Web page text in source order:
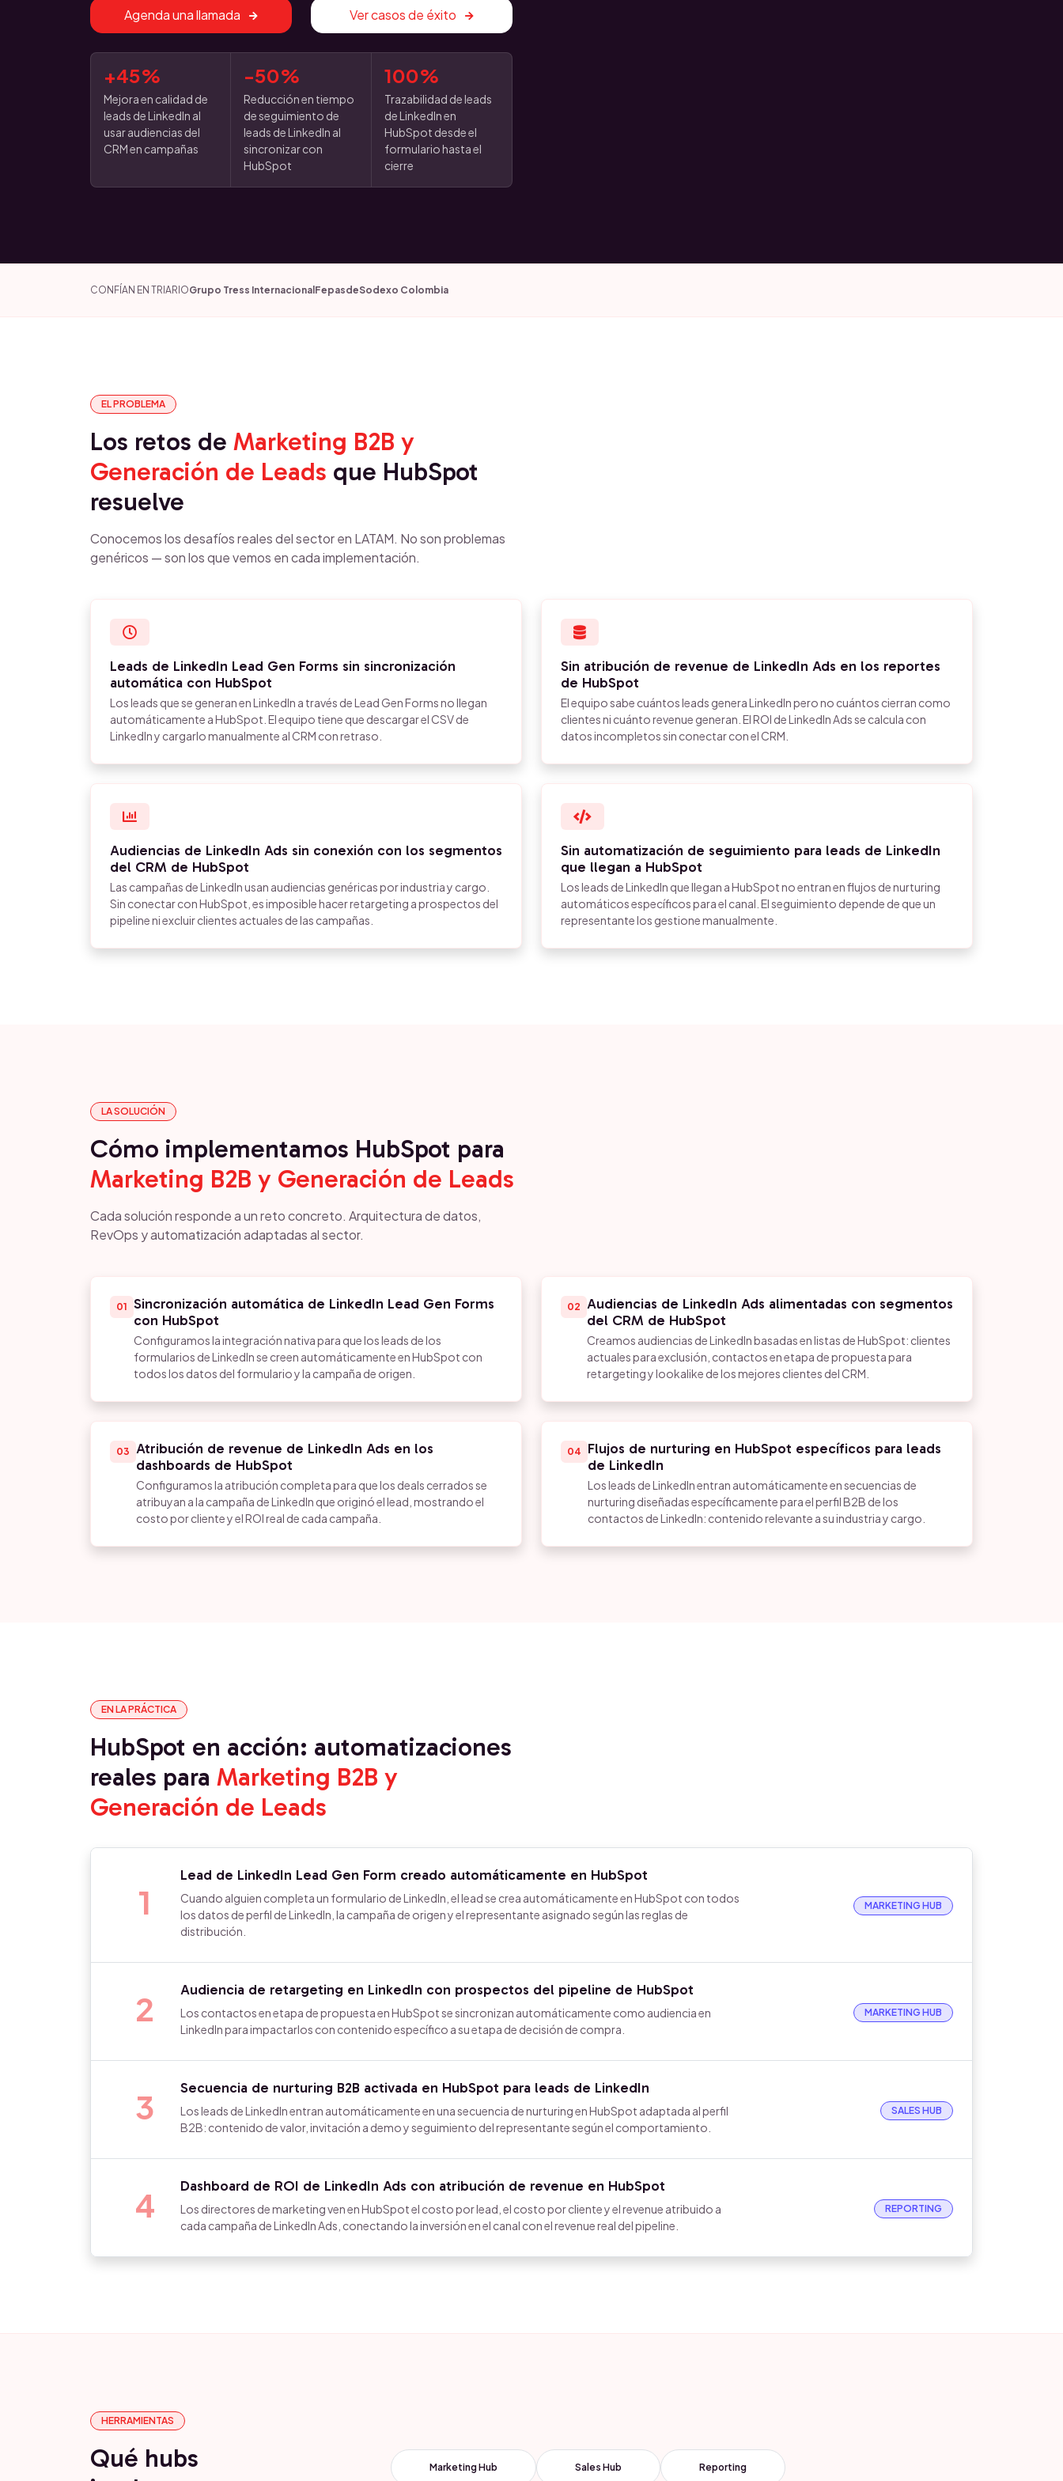
Agenda una llamada Ver casos de éxito
+45%
Mejora en calidad de
leads de LinkedIn al
usar audiencias del
CRM en campañas
-50%
Reducción en tiempo
de seguimiento de
leads de LinkedIn al
sincronizar con
HubSpot
100%
Trazabilidad de leads
de LinkedIn en
HubSpot desde el
formulario hasta el
cierre
CONFÍAN EN TRIARIOGrupo Tress Internacional FepasdeSodexo Colombia
EL PROBLEMA
Los retos de Marketing B2B y
Generación de Leads que HubSpot
resuelve
Conocemos los desafíos reales del sector en LATAM. No son problemas
genéricos — son los que vemos en cada implementación.
Leads de LinkedIn Lead Gen Forms sin sincronización
automática con HubSpot
Los leads que se generan en LinkedIn a través de Lead Gen Forms no llegan
automáticamente a HubSpot. El equipo tiene que descargar el CSV de
LinkedIn y cargarlo manualmente al CRM con retraso.
Sin atribución de revenue de LinkedIn Ads en los reportes
de HubSpot
El equipo sabe cuántos leads genera LinkedIn pero no cuántos cierran como
clientes ni cuánto revenue generan. El ROI de LinkedIn Ads se calcula con
datos incompletos sin conectar con el CRM.
Audiencias de LinkedIn Ads sin conexión con los segmentos
del CRM de HubSpot
Las campañas de LinkedIn usan audiencias genéricas por industria y cargo.
Sin conectar con HubSpot, es imposible hacer retargeting a prospectos del
pipeline ni excluir clientes actuales de las campañas.
Sin automatización de seguimiento para leads de LinkedIn
que llegan a HubSpot
Los leads de LinkedIn que llegan a HubSpot no entran en flujos de nurturing
automáticos específicos para el canal. El seguimiento depende de que un
representante los gestione manualmente.
LA SOLUCIÓN
Cómo implementamos HubSpot para
Marketing B2B y Generación de Leads
Cada solución responde a un reto concreto. Arquitectura de datos,
RevOps y automatización adaptadas al sector.
01 Sincronización automática de LinkedIn Lead Gen Forms
con HubSpot
Configuramos la integración nativa para que los leads de los
formularios de LinkedIn se creen automáticamente en HubSpot con
todos los datos del formulario y la campaña de origen.
02 Audiencias de LinkedIn Ads alimentadas con segmentos
del CRM de HubSpot
Creamos audiencias de LinkedIn basadas en listas de HubSpot: clientes
actuales para exclusión, contactos en etapa de propuesta para
retargeting y lookalike de los mejores clientes del CRM.
03 Atribución de revenue de LinkedIn Ads en los
dashboards de HubSpot
Configuramos la atribución completa para que los deals cerrados se
atribuyan a la campaña de LinkedIn que originó el lead, mostrando el
costo por cliente y el ROI real de cada campaña.
04
Flujos de nurturing en HubSpot específicos para leads
de LinkedIn
Los leads de LinkedIn entran automáticamente en secuencias de
nurturing diseñadas específicamente para el perfil B2B de los
contactos de LinkedIn: contenido relevante a su industria y cargo.
EN LA PRÁCTICA
HubSpot en acción: automatizaciones
reales para Marketing B2B y
Generación de Leads
1
Lead de LinkedIn Lead Gen Form creado automáticamente en HubSpot
Cuando alguien completa un formulario de LinkedIn, el lead se crea automáticamente en HubSpot con todos
los datos de perfil de LinkedIn, la campaña de origen y el representante asignado según las reglas de
distribución.
MARKETING HUB
2 Audiencia de retargeting en LinkedIn con prospectos del pipeline de HubSpot
Los contactos en etapa de propuesta en HubSpot se sincronizan automáticamente como audiencia en
LinkedIn para impactarlos con contenido específico a su etapa de decisión de compra.
MARKETING HUB
3 Secuencia de nurturing B2B activada en HubSpot para leads de LinkedIn
Los leads de LinkedIn entran automáticamente en una secuencia de nurturing en HubSpot adaptada al perfil
B2B: contenido de valor, invitación a demo y seguimiento del representante según el comportamiento.
SALES HUB
4 Dashboard de ROI de LinkedIn Ads con atribución de revenue en HubSpot
Los directores de marketing ven en HubSpot el costo por lead, el costo por cliente y el revenue atribuido a
cada campaña de LinkedIn Ads, conectando la inversión en el canal con el revenue real del pipeline.
REPORTING
HERRAMIENTAS
Qué hubs
Marketing Hub Sales Hub Reporting